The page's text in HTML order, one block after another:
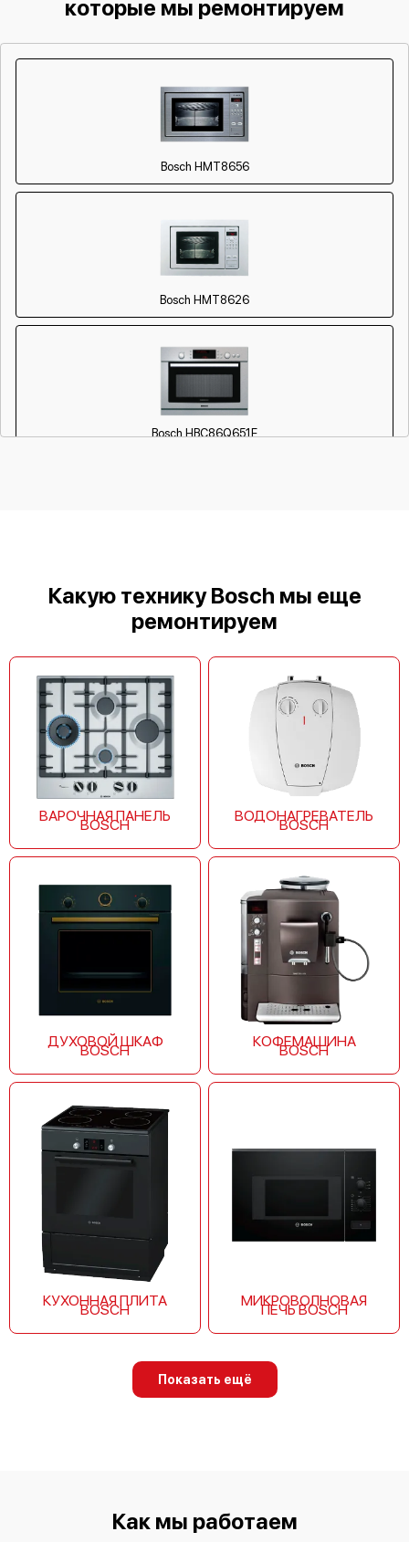
которые мы ремонтируем
Bosch HMT8656
Bosch HMT8626
Bosch HBC86Q651E
Bosch HMT72M450
Bosch HMT84G451
Какую технику Bosch мы еще
ремонтируем
ВАРОЧНАЯ ПАНЕЛЬ
BOSCH
ВОДОНАГРЕВАТЕЛЬ
BOSCH
ДУХОВОЙ ШКАФ
BOSCH
КОФЕМАШИНА
BOSCH
КУХОННАЯ ПЛИТА
BOSCH
МИКРОВОЛНОВАЯ
ПЕЧЬ BOSCH
Показать ещё
Как мы работаем